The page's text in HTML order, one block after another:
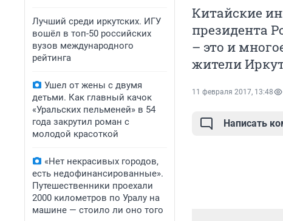
Лучший среди иркутских. ИГУ
вошёл в топ-50 российских
вузов международного
рейтинга
Ушел от жены с двумя
детьми. Как главный качок
«Уральских пельменей» в 54
года закрутил роман с
молодой красоткой
«Нет некрасивых городов,
есть недофинансированные».
Путешественники проехали
2000 километров по Уралу на
машине — стоило ли оно того
Китайские
президента
– это и
жители
11 февраля 2017, 13:48
Написать